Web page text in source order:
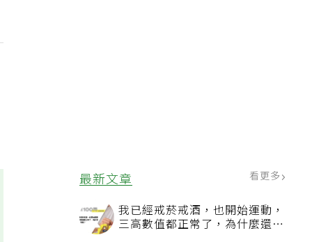
最新文章 看更多
我已經戒菸戒酒，也開始運動，
三高數值都正常了，為什麼還不